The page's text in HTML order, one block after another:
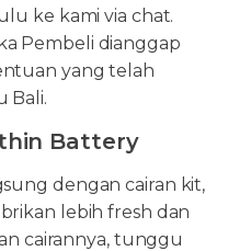
ke kami via chat.
Pembeli dianggap
yang telah
Bali.
Battery
dengan cairan kit,
lebih fresh dan
cairannya, tunggu